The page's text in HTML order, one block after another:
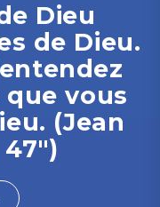
Dieu
de Dieu.
que vous
(Jean
47")